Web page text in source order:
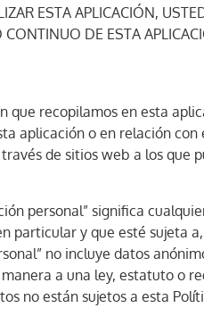
ESTA APLICACIÓN,
DE ESTA
recopilamos en esta
aplicación o en relación con
de sitios web a los que
personal” significa
particular y que esté sujeta
no incluye datos
a una ley, estatuto o
no están sujetos a esta